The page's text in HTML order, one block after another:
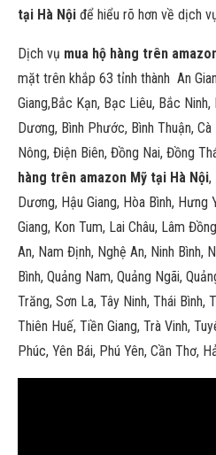
tại Hà Nội để hiểu rõ hơn về dịch
Dịch vụ mua hộ hàng trên
mặt trên khắp 63 tỉnh thành An
Giang,Bắc Kạn, Bạc Liêu, Bắc Ninh,
Dương, Bình Phước, Bình Thuận,
Nông, Điện Biên, Đồng Nai, Đồng
hàng trên amazon Mỹ tại Hà Nội,
Dương, Hậu Giang, Hòa Bình, Hưng
Giang, Kon Tum, Lai Châu, Lâm
An, Nam Định, Nghệ An, Ninh Bình,
Bình, Quảng Nam, Quảng Ngãi,
Trăng, Sơn La, Tây Ninh, Thái Bình,
Thiên Huế, Tiền Giang, Trà Vinh,
Phúc, Yên Bái, Phú Yên, Cần Thơ,